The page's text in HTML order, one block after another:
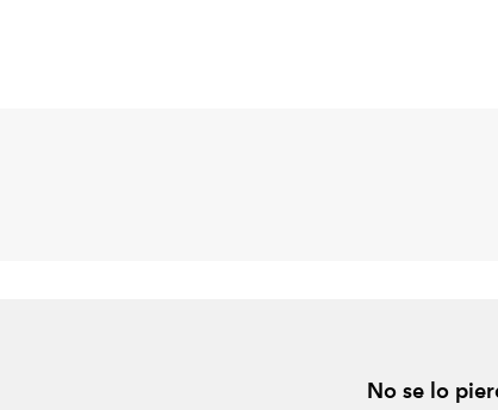
No se lo